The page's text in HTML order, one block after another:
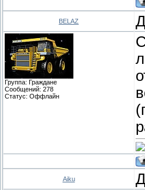
BELAZ
Группа: Граждане
Сообщений: 278
Статус: Оффлайн
Aiku